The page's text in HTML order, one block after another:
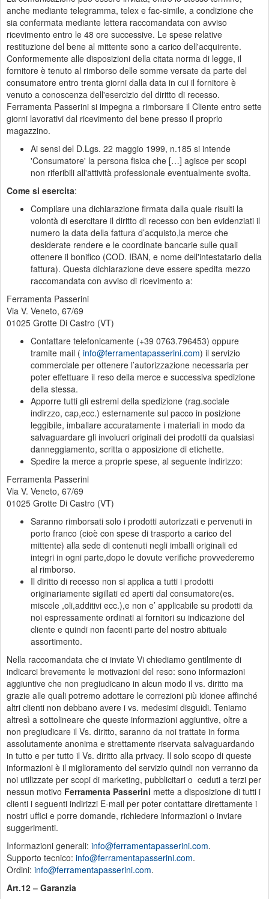
anche mediante telegramma, telex e fac-simile, a condizione che
sia confermata mediante lettera raccomandata con avviso
ricevimento entro le 48 ore successive. Le spese relative
restituzione del bene al mittente sono a carico dell'acquirente.
Conformemente alle disposizioni della citata norma di legge, il
fornitore è tenuto al rimborso delle somme versate da parte del
consumatore entro trenta giorni dalla data in cui il fornitore è
venuto a conoscenza dell'esercizio del diritto di recesso.
Ferramenta Passerini si impegna a rimborsare il Cliente entro sette
giorni lavorativi dal ricevimento del bene presso il proprio
magazzino.
Ai sensi del D.Lgs. 22 maggio 1999, n.185 si intende
'Consumatore' la persona fisica che […] agisce per scopi
non riferibili all'attività professionale eventualmente svolta.
Come si esercita:
Compilare una dichiarazione firmata dalla quale risulti la
volontà di esercitare il diritto di recesso con ben evidenziati il
numero la data della fattura d’acquisto,la merce che
desiderate rendere e le coordinate bancarie sulle quali
ottenere il bonifico (COD. IBAN, e nome dell'intestatario della
fattura). Questa dichiarazione deve essere spedita mezzo
raccomandata con avviso di ricevimento a:
Ferramenta Passerini
Via V. Veneto, 67/69
01025 Grotte Di Castro (VT)
Contattare telefonicamente (+39 0763.796453) oppure
tramite mail ( info@ferramentapasserini.com) il servizio
commerciale per ottenere l’autorizzazione necessaria per
poter effettuare il reso della merce e successiva spedizione
della stessa.
Apporre tutti gli estremi della spedizione (rag.sociale
indirzzo, cap,ecc.) esternamente sul pacco in posizione
leggibile, imballare accuratamente i materiali in modo da
salvaguardare gli involucri originali dei prodotti da qualsiasi
danneggiamento, scritta o apposizione di etichette.
Spedire la merce a proprie spese, al seguente indirizzo:
Ferramenta Passerini
Via V. Veneto, 67/69
01025 Grotte Di Castro (VT)
Saranno rimborsati solo i prodotti autorizzati e pervenuti in
porto franco (cioè con spese di trasporto a carico del
mittente) alla sede di contenuti negli imballi originali ed
integri in ogni parte,dopo le dovute verifiche provvederemo
al rimborso.
Il diritto di recesso non si applica a tutti i prodotti
originariamente sigillati ed aperti dal consumatore(es.
miscele ,oli,additivi ecc.),e non e’ applicabile su prodotti da
noi espressamente ordinati ai fornitori su indicazione del
cliente e quindi non facenti parte del nostro abituale
assortimento.
Nella raccomandata che ci inviate Vi chiediamo gentilmente di
indicarci brevemente le motivazioni del reso: sono informazioni
aggiuntive che non pregiudicano in alcun modo il vs. diritto ma
grazie alle quali potremo adottare le correzioni più idonee affinché
altri clienti non debbano avere i vs. medesimi disguidi. Teniamo
altresì a sottolineare che queste informazioni aggiuntive, oltre a
non pregiudicare il Vs. diritto, saranno da noi trattate in forma
assolutamente anonima e strettamente riservata salvaguardando
in tutto e per tutto il Vs. diritto alla privacy. Il solo scopo di queste
informazioni è il miglioramento del servizio quindi non verranno da
noi utilizzate per scopi di marketing, pubblicitari o ceduti a terzi per
nessun motivo Ferramenta Passerini mette a disposizione di tutti i
clienti i seguenti indirizzi E-mail per poter contattare direttamente i
nostri uffici e porre domande, richiedere informazioni o inviare
suggerimenti.
Informazioni generali: info@ferramentapasserini.com.
Supporto tecnico: info@ferramentapasserini.com.
Ordini: info@ferramentapasserini.com.
Art.12 – Garanzia